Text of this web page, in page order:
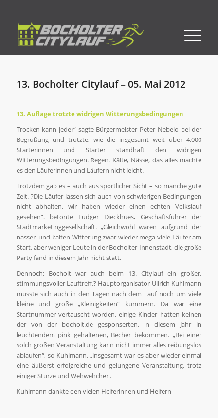
13. Bocholter Citylauf – 05. Mai 2012
13. Auflage trotzte widrigen Witterungsbedingungen
Trocken kann jeder“ sagte Bürgermeister Peter Nebelo bei der
Begrüßung und trotzte, wie die insgesamt weit über 4.000
Starterinnen und Starter standhaft den widrigen
Witterungsbedingungen. Regen, Kälte, Nässe, das alles machte
es den Läuferinnen und Läufern nicht leicht.
Trotzdem gab es – auch aus sportlicher Sicht – so manche gute
Zeit. ?Die Läufer lassen sich auch von schwierigen Bedingungen
nicht abhalten, wir haben wieder einen echten Volkslauf
gesehen“, betonte Ludger Dieckhues, Geschäftsführer der
Stadtmarketinggesellschaft. „Gleichwohl waren aufgrund der
nassen und kalten Witterung zwar wieder mega viele Läufer am
Start, aber weniger Leute in der Bocholter Innenstadt, die große
Party fand in diesem Jahr nicht statt.
Dennoch: Bocholt war auch beim 13. Citylauf ein großer,
stimmungsvoller Lauftreff.? Hauptorganisator Ullrich Kuhlmann
musste sich auch in den Tagen nach dem Lauf noch um viele
kleine und große „Kleinigkeiten“ kümmern. Da war eine
Startnummer vertauscht worden, einige Kinder hatten keinen
der von der bocholt.de gesponserten, in diesem Jahr in
leuchtendem pink gehaltenen, Becher bekommen. „Bei einer
solch großen Veranstaltung kann nicht immer alles reibungslos
ablaufen“, so Kuhlmann, „insgesamt war es aber wieder einmal
eine äußerst erfolgreiche und gelungene Veranstaltung, trotz
einiger Stürze und Wehwehchen.
Kuhlmann dankte den vielen Helferinnen und Helfern